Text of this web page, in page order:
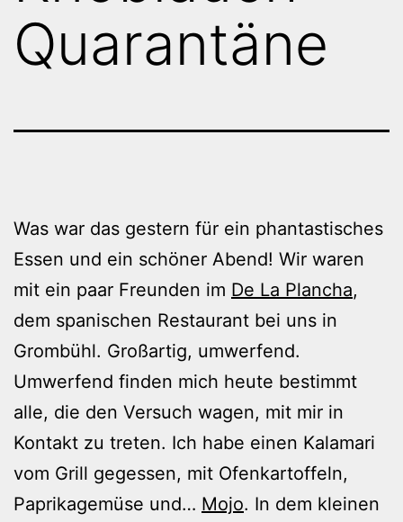
Quarantäne
Was war das gestern für ein phantastisches
Essen und ein schöner Abend! Wir waren
mit ein paar Freunden im De La Plancha,
dem spanischen Restaurant bei uns in
Grombühl. Großartig, umwerfend.
Umwerfend finden mich heute bestimmt
alle, die den Versuch wagen, mit mir in
Kontakt zu treten. Ich habe einen Kalamari
vom Grill gegessen, mit Ofenkartoffeln,
Paprikagemüse und… Mojo. In dem kleinen